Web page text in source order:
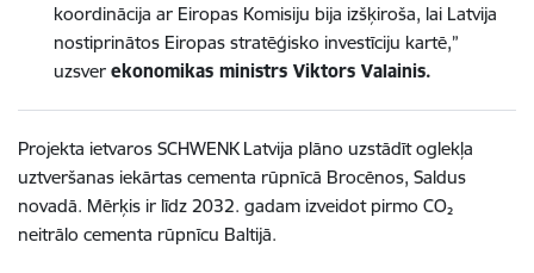
koordinācija ar Eiropas Komisiju bija izšķiroša, lai Latvija
nostiprinātos Eiropas stratēģisko investīciju kartē,”
uzsver ekonomikas ministrs Viktors Valainis.
Projekta ietvaros SCHWENK Latvija plāno uzstādīt oglekļa
uztveršanas iekārtas cementa rūpnīcā Brocēnos, Saldus
novadā. Mērķis ir līdz 2032. gadam izveidot pirmo CO₂
neitrālo cementa rūpnīcu Baltijā.